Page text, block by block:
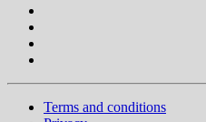
Terms and conditions